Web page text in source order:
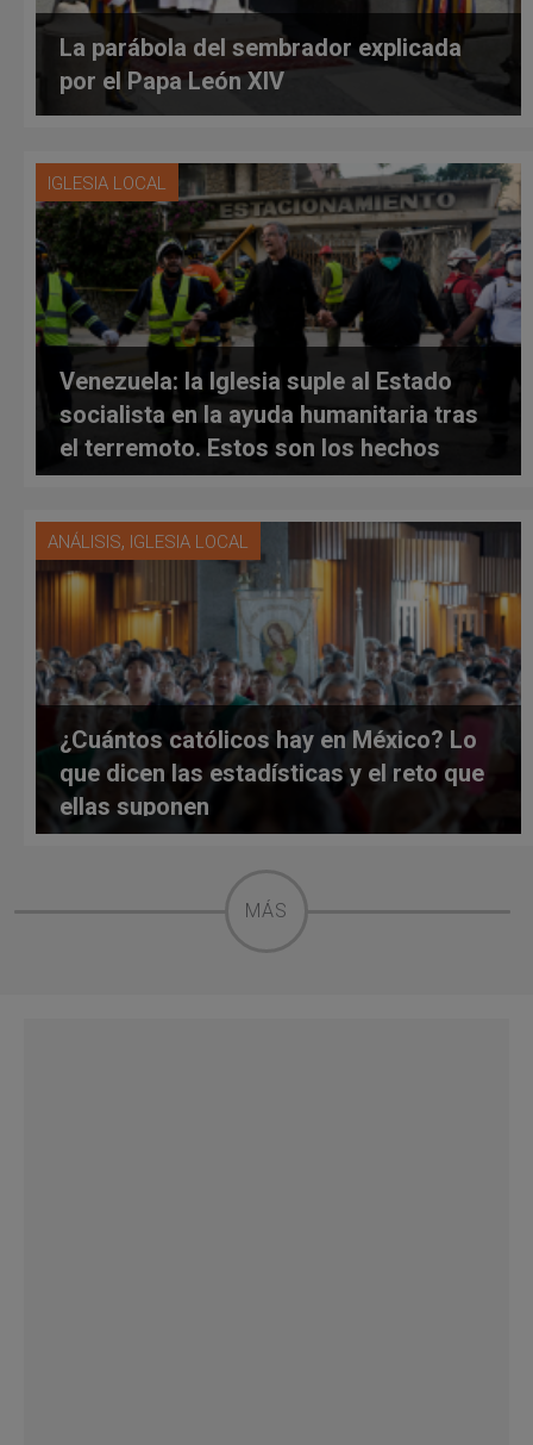
La parábola del sembrador explicada
por el Papa León XIV
IGLESIA LOCAL
Venezuela: la Iglesia suple al Estado
socialista en la ayuda humanitaria tras
el terremoto. Estos son los hechos
ANÁLISIS, IGLESIA LOCAL
¿Cuántos católicos hay en México? Lo
que dicen las estadísticas y el reto que
ellas suponen
MÁS